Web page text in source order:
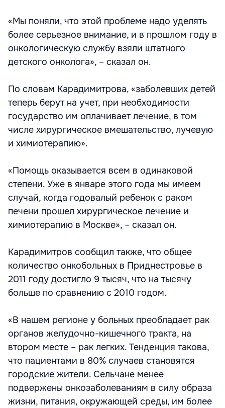
«Мы поняли, что этой проблеме надо уделять
более серьезное внимание, и в прошлом году в
онкологическую службу взяли штатного
детского онколога», – сказал он.
По словам Карадимитрова, «заболевших детей
теперь берут на учет, при необходимости
государство им оплачивает лечение, в том
числе хирургическое вмешательство, лучевую
и химиотерапию».
«Помощь оказывается всем в одинаковой
степени. Уже в январе этого года мы имеем
случай, когда годовалый ребенок с раком
печени прошел хирургическое лечение и
химиотерапию в Москве», – сказал он.
Карадимитров сообщил также, что общее
количество онкобольных в Приднестровье в
2011 году достигло 9 тысяч, что на тысячу
больше по сравнению с 2010 годом.
«В нашем регионе у больных преобладает рак
органов желудочно-кишечного тракта, на
втором месте – рак легких. Тенденция такова,
что пациентами в 80% случаев становятся
городские жители. Сельчане менее
подвержены онкозаболеваниям в силу образа
жизни, питания, окружающей среды, им более